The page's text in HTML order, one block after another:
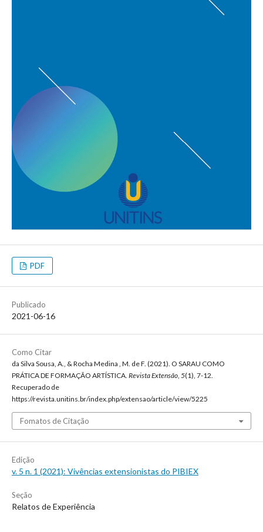
PDF
Publicado
2021-06-16
Como Citar
da Silva Sousa, A., & Rocha Medina , M. de F. (2021). O SARAU COMO
PRÁTICA DE FORMAÇÃO ARTÍSTICA. Revista Extensão, 5(1), 7-12.
Recuperado de
https://revista.unitins.br/index.php/extensao/article/view/5225
Fomatos de Citação
Edição
v. 5 n. 1 (2021): Vivências extensionistas do PIBIEX
Seção
Relatos de Experiência